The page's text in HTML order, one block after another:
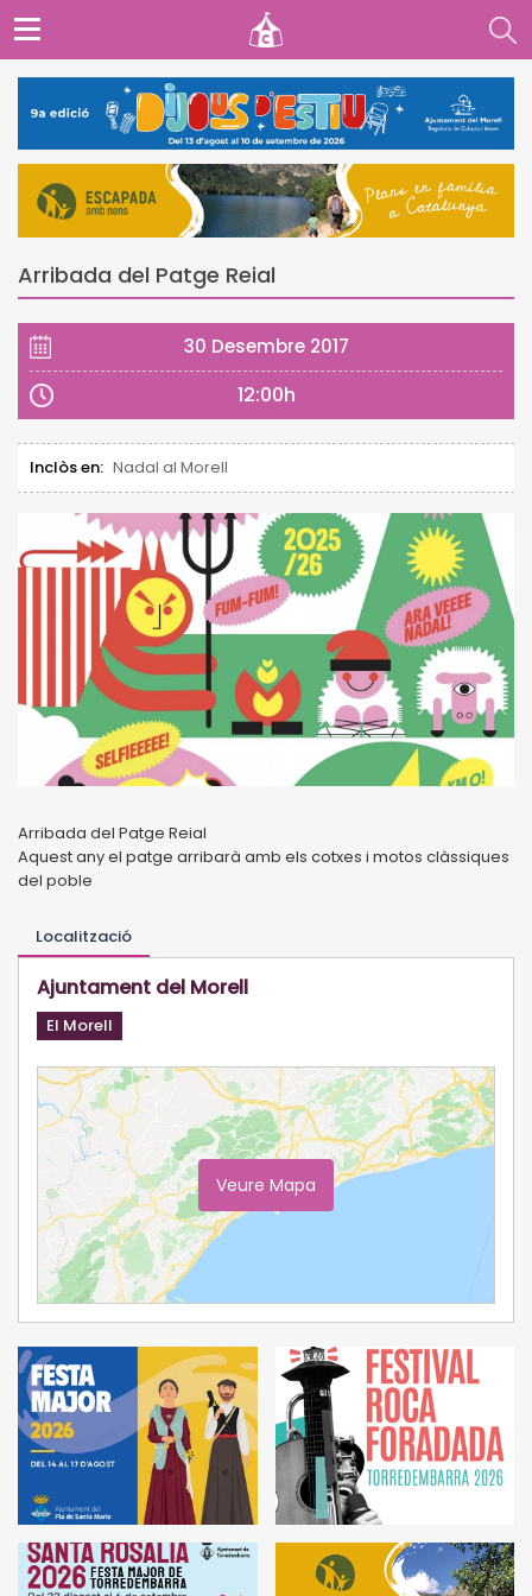
Arribada del Patge Reial
30 Desembre 2017
12:00h
Inclòs en: Nadal al Morell
Arribada del Patge Reial
Aquest any el patge arribarà amb els cotxes i motos clàssiques
del poble
Localització
Ajuntament del Morell
El Morell
Veure Mapa